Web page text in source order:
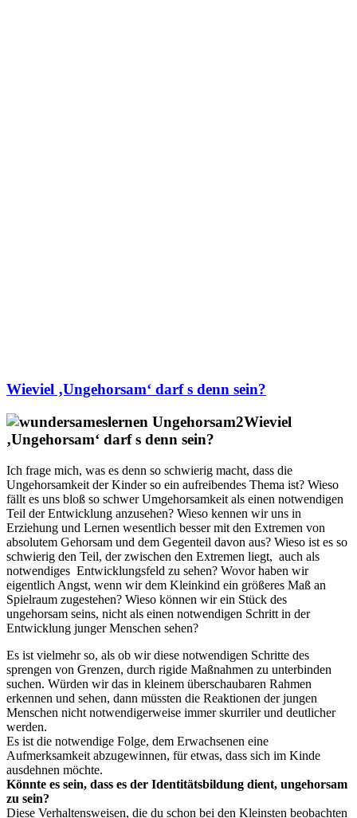
Wieviel ‚Ungehorsam‘ darf s denn sein?
Wieviel
‚Ungehorsam‘ darf s denn sein?
Ich frage mich, was es denn so schwierig macht, dass die
Ungehorsamkeit der Kinder so ein aufreibendes Thema ist? Wieso
fällt es uns bloß so schwer Umgehorsamkeit als einen notwendigen
Teil der Entwicklung anzusehen? Wieso kennen wir uns in
Erziehung und Lernen wesentlich besser mit den Extremen von
absolutem Gehorsam und dem Gegenteil davon aus? Wieso ist es so
schwierig den Teil, der zwischen den Extremen liegt, auch als
notwendiges Entwicklungsfeld zu sehen? Wovor haben wir
eigentlich Angst, wenn wir dem Kleinkind ein größeres Maß an
Spielraum zugestehen? Wieso können wir ein Stück des
ungehorsam seins, nicht als einen notwendigen Schritt in der
Entwicklung junger Menschen sehen?
Es ist vielmehr so, als ob wir diese notwendigen Schritte des
sprengen von Grenzen, durch rigide Maßnahmen zu unterbinden
suchen. Würden wir das in kleinem überschaubaren Rahmen
erkennen und sehen, dann müssten die Reaktionen der jungen
Menschen nicht notwendigerweise immer skurriler und deutlicher
werden.
Es ist die notwendige Folge, dem Erwachsenen eine
Aufmerksamkeit abzugewinnen, für etwas, dass sich im Kinde
ausdehnen möchte.
Könnte es sein, dass es der Identitätsbildung dient, ungehorsam
zu sein?
Diese Verhaltensweisen, die du schon bei den Kleinsten beobachten